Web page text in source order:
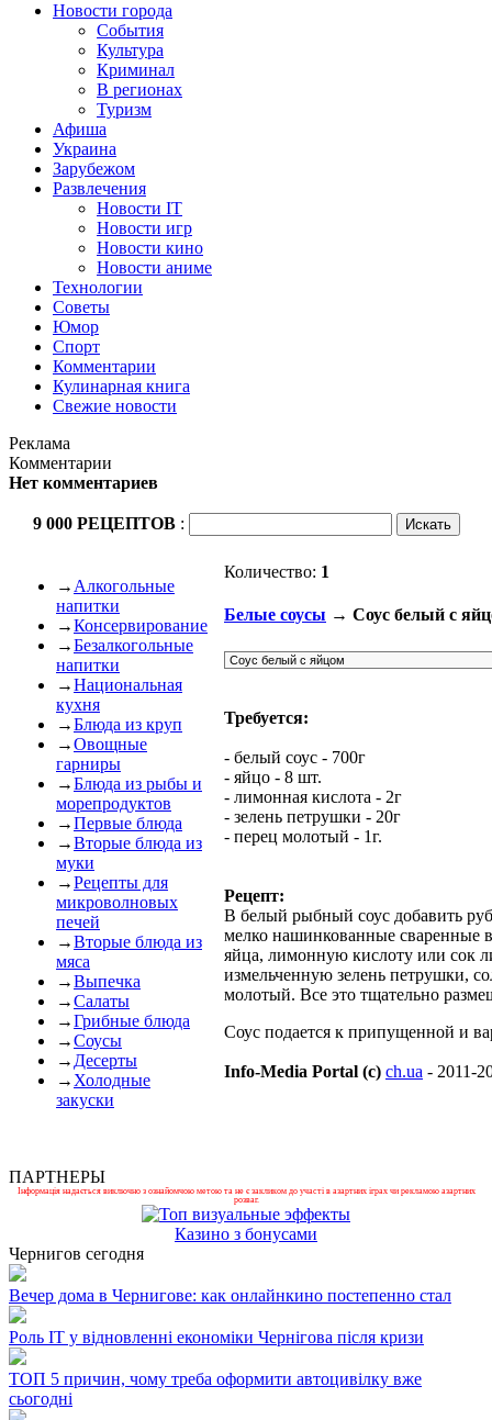
Новости города
События
Культура
Криминал
В регионах
Туризм
Афиша
Украина
Зарубежом
Развлечения
Новости IT
Новости игр
Новости кино
Новости аниме
Технологии
Советы
Юмор
Спорт
Комментарии
Кулинарная книга
Свежие новости
Реклама
Комментарии
Нет комментариев
9 000 РЕЦЕПТОВ :
→ Алкогольные
напитки
→Консервирование
→Безалкогольные
напитки
→Национальная
кухня
→Блюда из круп
→Овощные
гарниры
→Блюда из рыбы и
морепродуктов
→Первые блюда
→Вторые блюда из
муки
→Рецепты для
микроволновых
печей
→Вторые блюда из
мяса
→Выпечка
→Салаты
→Грибные блюда
→Соусы
→ Десерты
→ Холодные
закуски
Количество: 1
Белые соусы → Соус белый с
Требуется:
- белый соус - 700г
- яйцо - 8 шт.
- лимонная кислота - 2г
- зелень петрушки - 20г
- перец молотый - 1г.
Рецепт:
В белый рыбный соус добавить
мелко нашинкованные сваренные
яйца, лимонную кислоту или сок
измельченную зелень петрушки,
молотый. Все это тщательно
Соус подается к припущенной и
Info-Media Portal (c) ch.ua - 2011-
ПАРТНЕРЫ
Інформація надається виключно з ознайомчою метою та не є закликом до участі в азартних іграх чи рекламою азартних
розваг.
Казино з бонусами
Чернигов сегодня
Вечер дома в Чернигове: как онлайнкино постепенно стал
Роль ІТ у відновленні економіки Чернігова після кризи
ТОП 5 причин, чому треба оформити автоцивілку вже
сьогодні